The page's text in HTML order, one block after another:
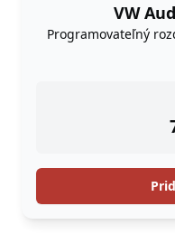
VW
Programovateľný